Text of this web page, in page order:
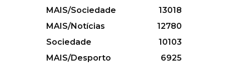
MAIS/Sociedade
13018
MAIS/Notícias
12780
Sociedade
10103
MAIS/Desporto
6925